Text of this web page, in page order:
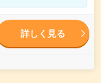
詳しく見る